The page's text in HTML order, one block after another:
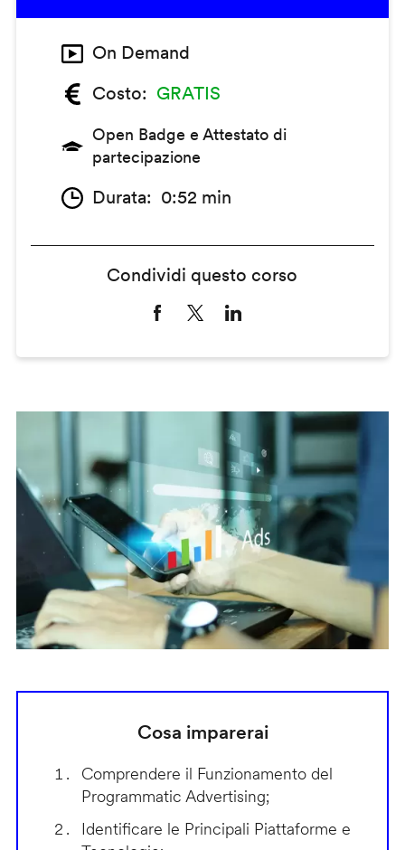
On Demand
Costo
GRATIS
Open Badge e Attestato di
partecipazione
Durata 0:52 min
Condividi questo corso
Cosa imparerai
Comprendere il Funzionamento del
Programmatic Advertising;
Identificare le Principali Piattaforme e